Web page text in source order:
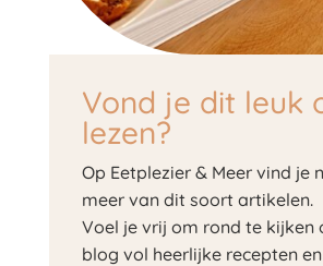
Vond je dit leuk
lezen?
Op Eetplezier & Meer vind je
meer van dit soort artikelen.
Voel je vrij om rond te kijken
blog vol heerlijke recepten en